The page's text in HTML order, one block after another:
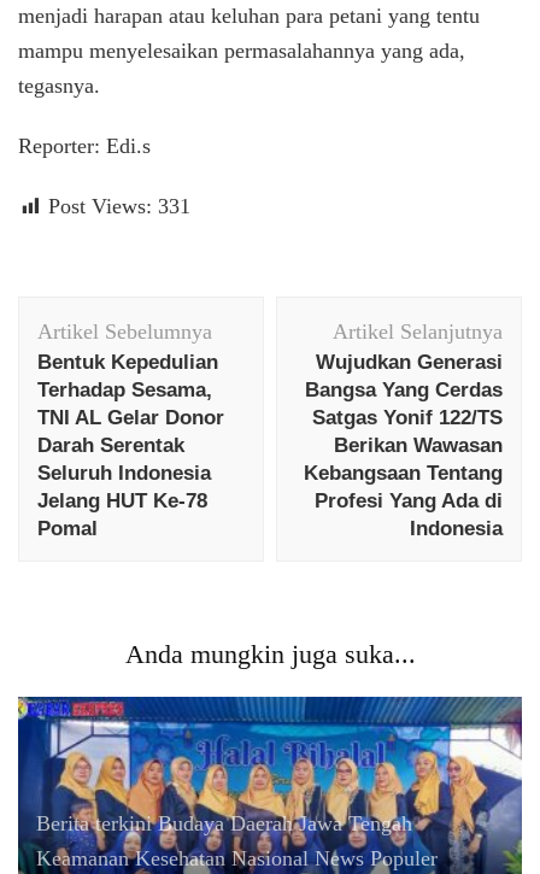
menjadi harapan atau keluhan para petani yang tentu
mampu menyelesaikan permasalahannya yang ada,
tegasnya.
Reporter: Edi.s
Post Views: 331
Artikel
Artikel Sebelumnya
Bentuk Kepedulian
Terhadap Sesama,
TNI AL Gelar Donor
Darah Serentak
Seluruh Indonesia
Jelang HUT Ke-78
Pomal
Artikel Selanjutnya
Wujudkan Generasi
Bangsa Yang Cerdas
Satgas Yonif 122/TS
Berikan Wawasan
Kebangsaan Tentang
Profesi Yang Ada di
Indonesia
Anda mungkin juga suka...
Berita terkini Budaya Daerah Jawa Tengah
Keamanan Kesehatan Nasional News Populer